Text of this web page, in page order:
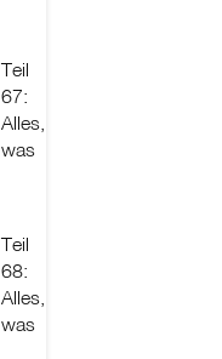
Teil
67:
Alles,
was
Teil
68:
Alles,
was